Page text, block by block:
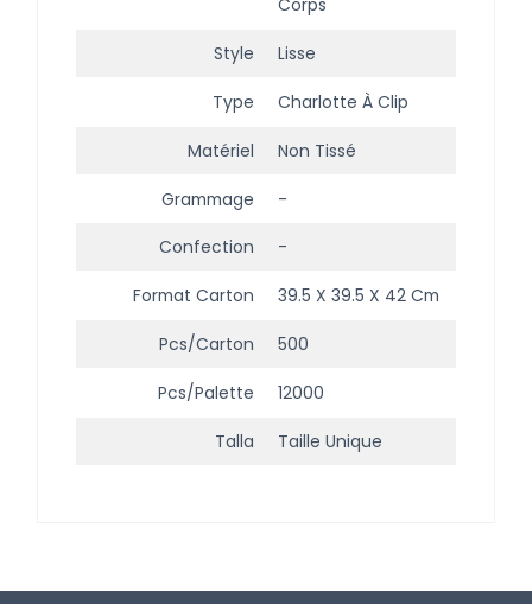
Corps
Style Lisse
Type Charlotte À Clip
Matériel Non Tissé
Grammage -
Confection -
Format Carton 39.5 X 39.5 X 42 Cm
Pcs/carton 500
Pcs/palette 12000
Talla Taille Unique